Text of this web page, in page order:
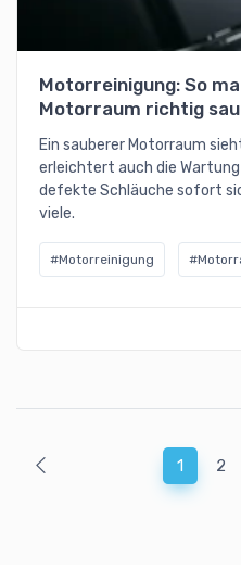
Motorreinigung: So
Motorraum richtig
Ein sauberer Motorraum
erleichtert auch die
defekte Schläuche sofort
viele.
#Motorreinigung
1 2